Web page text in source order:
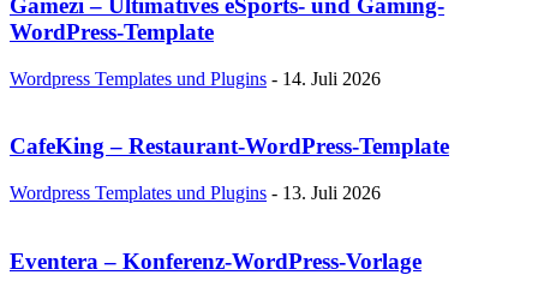
Gamezi – Ultimatives eSports- und Gaming-
WordPress-Template
Wordpress Templates und Plugins - 14. Juli 2026
CafeKing – Restaurant-WordPress-Template
Wordpress Templates und Plugins - 13. Juli 2026
Eventera – Konferenz-WordPress-Vorlage